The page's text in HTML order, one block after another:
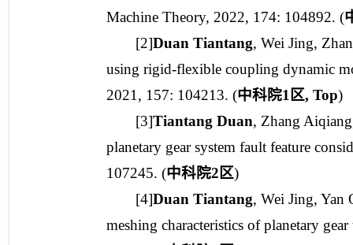
Machine Theory, 2022, 174: 104892. (
[2]Duan Tiantang, Wei Jing,
using rigid-flexible coupling dynamic
2021, 157: 104213. (中科院1 区, Top)
[3]Tiantang Duan, Zhang
planetary gear system fault feature
107245. (中科院2 区)
[4]Duan Tiantang, Wei Jing, Yan
meshing characteristics of planetary